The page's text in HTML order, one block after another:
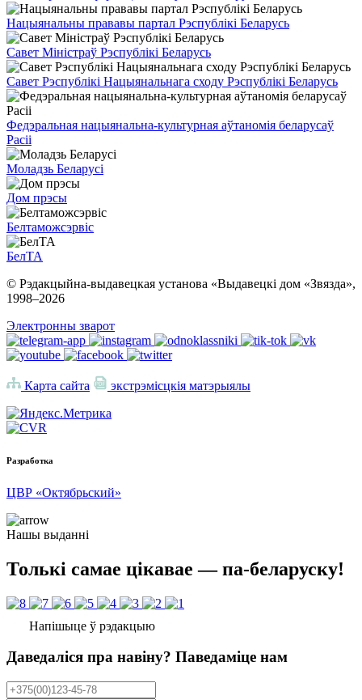
Нацыянальны прававы партал Рэспублікі Беларусь
Савет Міністраў Рэспублікі Беларусь
Савет Рэспублікі Нацыянальнага сходу Рэспублікі Беларусь
Федэральная нацыянальна-культурная аўтаномія беларусаў
Расіі
Моладзь Беларусі
Дом прэсы
Белтаможсэрвіс
БелТА
© Рэдакцыйна-выдавецкая установа «Выдавецкі дом «Звязда»,
1998–2026
Электронны зварот
Карта сайта экстрэмісцкія матэрыялы
Разработка
ЦВР «Октябрьский»
Нашы выданні
Толькі самае цікавае — па-беларуску!
Напішыце ў рэдакцыю
Даведаліся пра навіну? Паведаміце нам